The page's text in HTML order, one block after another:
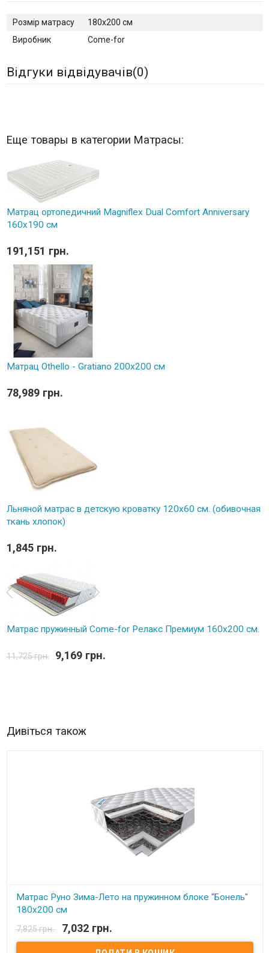
Розмір матрасу
180x200 см
Виробник
Come-for
Відгуки відвідувачів(0)
Еще товары в категории Матрасы:
Матрац ортопедичний Magniflex Dual Comfort Anniversary
160х190 см
191,151 грн.
Матрац Othello - Gratiano 200х200 см
78,989 грн.
Льняной матрас в детскую кроватку 120х60 см. (обивочная
ткань хлопок)
1,845 грн.
Матрас пружинный Come-for Релакс Премиум 160х200 см.
11,725 грн. 9,169 грн.
Дивіться також
Матрас Руно Зима-Лето на пружинном блоке "Бонель"
180х200 см
В наявності
Матрас детский ортопедический Руно Зима-Лето Размер:
7,825 грн. 7,032 грн.